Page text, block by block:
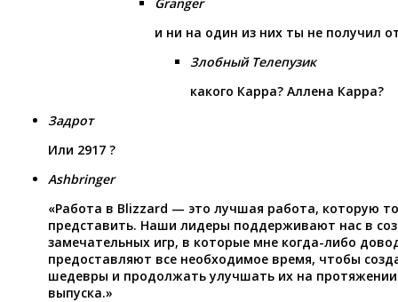
и ни на один из них ты не получил
Злобный Телепузик
какого Карра? Аллена Карра?
Задрот
Или 2917 ?
Ashbringer
«Работа в Blizzard — это лучшая работа, которую
представить. Наши лидеры поддерживают нас в
замечательных игр, в которые мне когда-либо
предоставляют все необходимое время, чтобы
шедевры и продолжать улучшать их на протяжении
выпуска.»